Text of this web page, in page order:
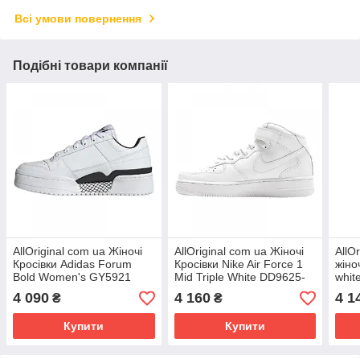
Всі умови повернення
Подібні товари компанії
AllOriginal com ua Жіночі
Кросівки Adidas Forum
Bold Women's GY5921
(Оригінал) РОЗМІРИ
ЗАПИТУЙТЕ
4 090 ₴
Купити
AllOriginal com ua Жіночі
Кросівки Nike Air Force 1
Mid Triple White DD9625-
100 (Оригінал) РОЗМІРИ
ЗАПИТУЙТЕ
4 160₴
Купити
4